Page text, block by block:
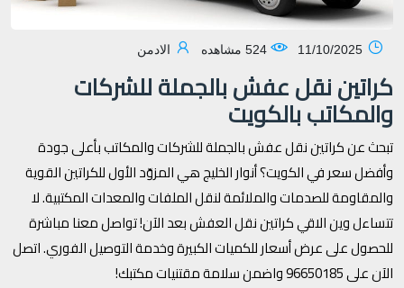
الادمن
كراتين نقل عفش بالجملة للشركات
والمكاتب بالكويت
تبحث عن كراتين نقل عفش بالجملة للشركات والمكاتب بأعلى جودة
وأفضل سعر في الكويت؟ أنوار الخليج هي المزوّد الأول للكراتين القوية
والمقاومة للصدمات والملائمة لنقل الملفات والمعدات المكتبية. لا
تتساءل وين الاقي كراتين نقل العفش بعد الآن! تواصل معنا مباشرة
للحصول على عرض أسعار للكميات الكبيرة وخدمة التوصيل الفوري. اتصل
الآن على 96650185 واضمن سلامة مقتنيات مكتبك!